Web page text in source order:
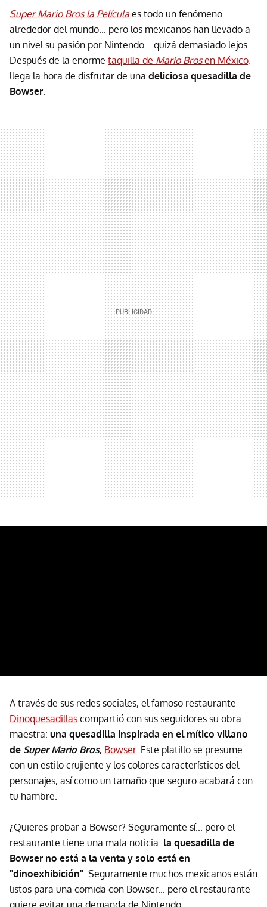
Super Mario Bros la Película es todo un fenómeno
alrededor del mundo... pero los mexicanos han llevado a
un nivel su pasión por Nintendo... quizá demasiado lejos.
Después de la enorme taquilla de Mario Brosen México,
llega la hora de disfrutar de una deliciosa quesadilla de
Bowser
A través de sus redes sociales, el famoso restaurante
Dinoquesadillas compartió con sus seguidores su obra
maestra: una quesadilla inspirada en el mítico villano
de Super Mario Bros, Bowser. Este platillo se presume
con un estilo crujiente y los colores característicos del
personajes, así como un tamaño que seguro acabará con
tu hambre.
¿Quieres probar a Bowser? Seguramente sí... pero el
restaurante tiene una mala noticia: la quesadilla de
Bowser no está a la venta y solo está en
"dinoexhibición" . Seguramente muchos mexicanos están
listos para una comida con Bowser... pero el restaurante
quiere evitar una demanda de Nintendo.